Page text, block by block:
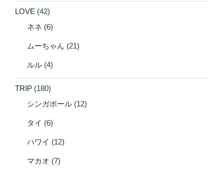
LOVE (42)
ネネ (6)
ムーちゃん (21)
ルル (4)
TRIP (180)
シンガポール (12)
タイ (6)
ハワイ (12)
マカオ (7)